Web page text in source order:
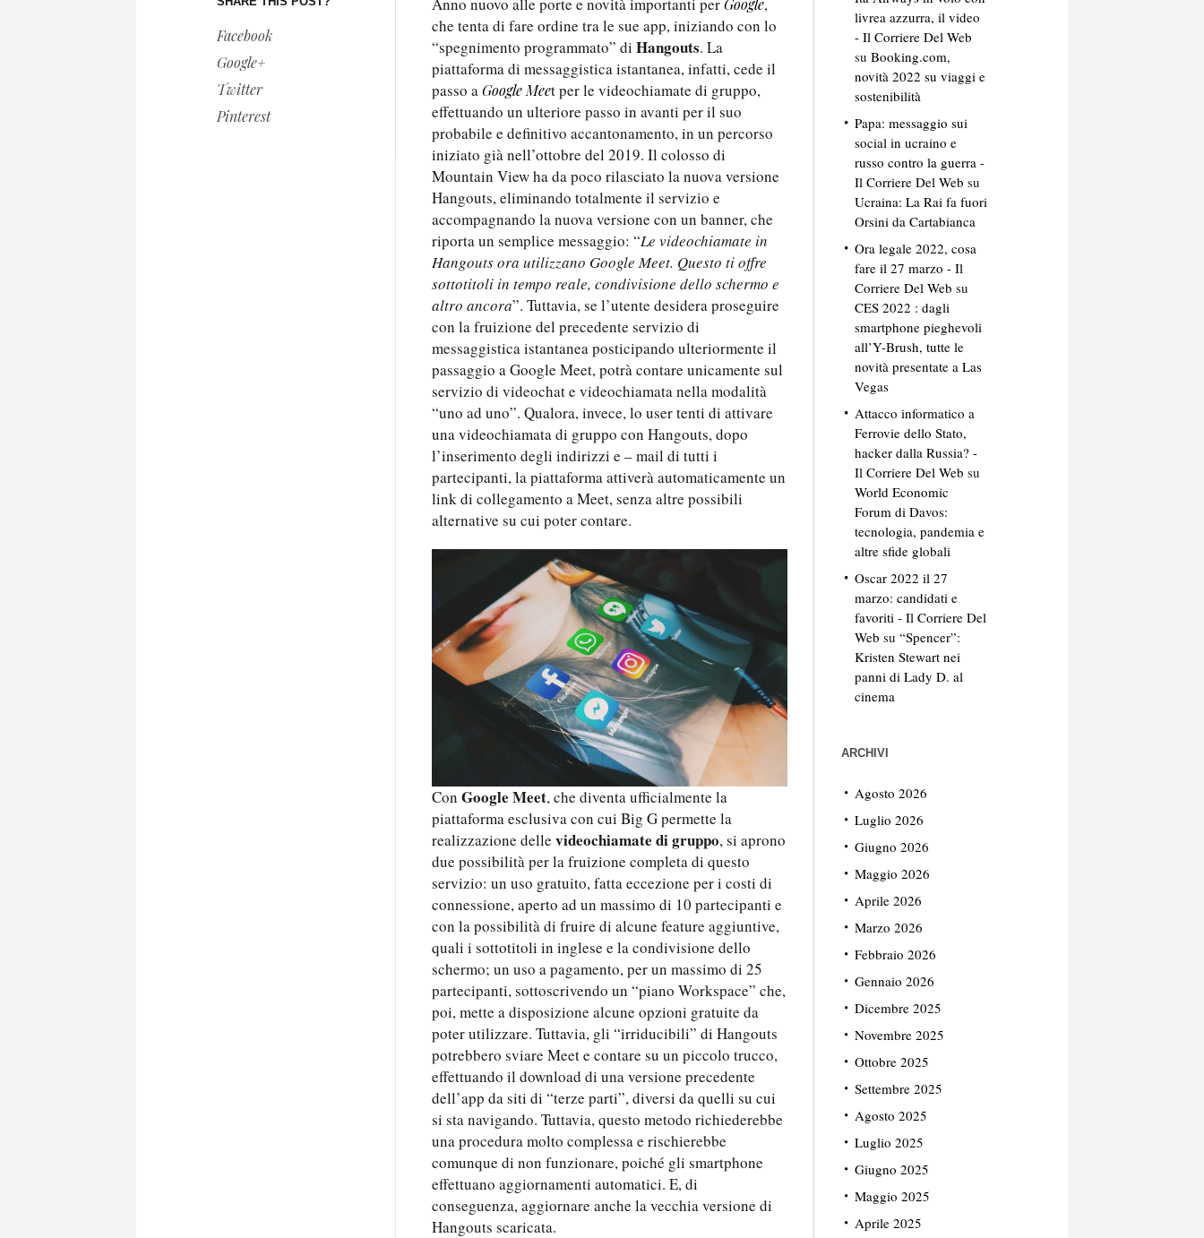
Facebook
Google+
Twitter
Pinterest
Anno nuovo alle porte e novità importanti perGoogle,
che tenta di fare ordine tra le sue app, iniziando con lo
“spegnimento programmato” di Hangouts. La
piattaforma di messaggistica istantanea, infatti, cede il
passo aGoogle Meet per le videochiamate di gruppo,
effettuando un ulteriore passo in avanti per il suo
probabile e definitivo accantonamento, in un percorso
iniziato già nell’ottobre del 2019. Il colosso di
Mountain View ha da poco rilasciato la nuova versione
Hangouts, eliminando totalmente il servizio e
accompagnando la nuova versione con un banner, che
riporta un semplice messaggio: “Le videochiamate in
Hangouts ora utilizzano Google Meet. Questo ti offre
sottotitoli in tempo reale, condivisione dello schermo e
altro ancora”. Tuttavia, se l’utente desidera proseguire
con la fruizione del precedente servizio di
messaggistica istantanea posticipando ulteriormente il
passaggio a Google Meet, potrà contare unicamente sul
servizio di videochat e videochiamata nella modalità
“uno ad uno”. Qualora, invece, lo user tenti di attivare
una videochiamata di gruppo con Hangouts, dopo
l’inserimento degli indirizzi e – mail di tutti i
partecipanti, la piattaforma attiverà automaticamente un
link di collegamento a Meet, senza altre possibili
alternative su cui poter contare.
Con Google Meet, che diventa ufficialmente la
piattaforma esclusiva con cui Big G permette la
realizzazione delle videochiamate digruppo, si aprono
due possibilità per la fruizione completa di questo
servizio: un uso gratuito, fatta eccezione per i costi di
connessione, aperto ad un massimo di 10 partecipanti e
con la possibilità di fruire di alcune feature aggiuntive,
quali i sottotitoli in inglese e la condivisione dello
schermo; un uso a pagamento, per un massimo di 25
partecipanti, sottoscrivendo un “piano Workspace” che,
poi, mette a disposizione alcune opzioni gratuite da
poter utilizzare. Tuttavia, gli “irriducibili” di Hangouts
potrebbero sviare Meet e contare su un piccolo trucco,
effettuando il download di una versione precedente
dell’app da siti di “terze parti”, diversi da quelli su cui
si sta navigando. Tuttavia, questo metodo richiederebbe
una procedura molto complessa e rischierebbe
comunque di non funzionare, poiché gli smartphone
effettuano aggiornamenti automatici. E, di
conseguenza, aggiornare anche la vecchia versione di
Hangouts scaricata.
livrea azzurra, il video
- Il Corriere Del Web
su Booking.com,
novità 2022 su viaggi e
sostenibilità
Papa: messaggio sui
social in ucraino e
russo contro la guerra -
Il Corriere Del Web su
Ucraina: La Rai fa fuori
Orsini da Cartabianca
Ora legale 2022, cosa
fare il 27 marzo - Il
Corriere Del Web su
CES 2022 : dagli
smartphone pieghevoli
all’Y-Brush, tutte le
novità presentate a Las
Vegas
Attacco informatico a
Ferrovie dello Stato,
hacker dalla Russia? -
Il Corriere Del Web su
World Economic
Forum di Davos:
tecnologia, pandemia e
altre sfide globali
Oscar 2022 il 27
marzo: candidati e
favoriti - Il Corriere Del
Web su “Spencer”:
Kristen Stewart nei
panni di Lady D. al
cinema
ARCHIVI
Agosto 2026
Luglio 2026
Giugno 2026
Maggio 2026
Aprile 2026
Marzo 2026
Febbraio 2026
Gennaio 2026
Dicembre 2025
Novembre 2025
Ottobre 2025
Settembre 2025
Agosto 2025
Luglio 2025
Giugno 2025
Maggio 2025
Aprile 2025